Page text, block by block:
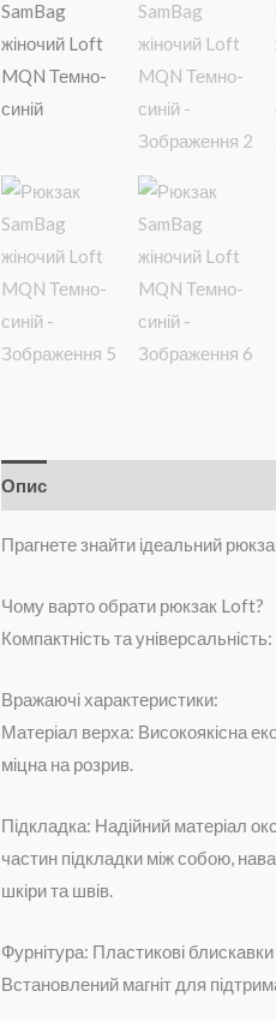
Опис
Прагнете знайти ідеальний
Чому варто обрати рюкзак Loft?
Компактність та
Вражаючі характеристики:
Матеріал верха: Високоякісна
міцна на розрив.
Підкладка: Надійний матеріал
частин підкладки між собою,
шкіри та швів.
Фурнітура: Пластикові
Встановлений магніт для